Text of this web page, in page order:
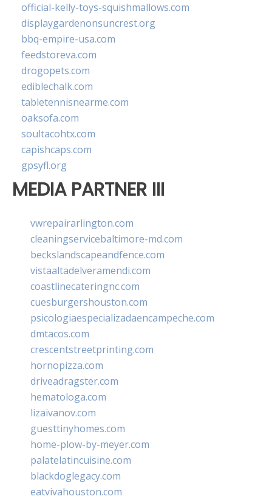
official-kelly-toys-squishmallows.com
displaygardenonsuncrest.org
bbq-empire-usa.com
feedstoreva.com
drogopets.com
ediblechalk.com
tabletennisnearme.com
oaksofa.com
soultacohtx.com
capishcaps.com
gpsyfl.org
MEDIA PARTNER III
vwrepairarlington.com
cleaningservicebaltimore-md.com
beckslandscapeandfence.com
vistaaltadelveramendi.com
coastlinecateringnc.com
cuesburgershouston.com
psicologiaespecializadaencampeche.com
dmtacos.com
crescentstreetprinting.com
hornopizza.com
driveadragster.com
hematologa.com
lizaivanov.com
guesttinyhomes.com
home-plow-by-meyer.com
palatelatincuisine.com
blackdoglegacy.com
eatvivahouston.com